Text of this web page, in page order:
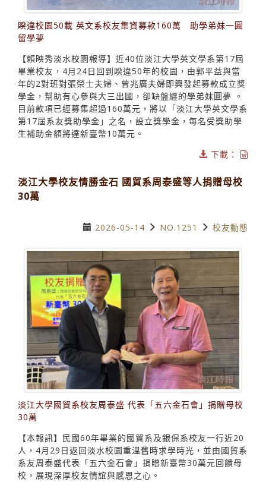
睽違校園50載 英文系校友集資募款160萬 助學弟妹一圓
留學夢
【賴映秀淡水校園報導】近40位淡江大學英文學系第17屆
畢業校友，4月24日回到睽違50年的校園，由郭平益與當
年的2對班對張榮士夫婦、曾兆廣夫婦即興發起募款成立獎
學金，幫助有心參與大三出國，卻缺盤纒的學弟妹圓夢 。
目前款項已經募集超過160萬元，將以「淡江大學英文學系
第17屆系友獎助學金」之名，設立獎學金，每名受獎助學
生補助金額將達新臺幣10萬元。
下載：
淡江大學校友情勝金石 國貿系周泰盛等人捐贈母校
30萬
2026-05-14 NO.1251 校友動態
淡江大學國貿系校友周泰盛 代表「五六金石會」捐贈母校
30萬
【本報訊】民國60年畢業的國貿系及銀保系校友一行近20
人，4月29日返回淡水校園重溫舊時求學時光，並由國貿系
系友周泰盛代表「五六金石會」捐贈新臺幣30萬元回饋母
校，展現深厚校友情誼與感恩之心。